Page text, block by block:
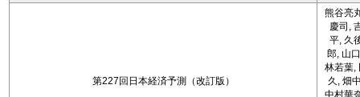
第227回日本経済予測（改訂版）
熊谷亮
慶司,
平, 久
郎, 山
林若葉,
久, 畑
中村華